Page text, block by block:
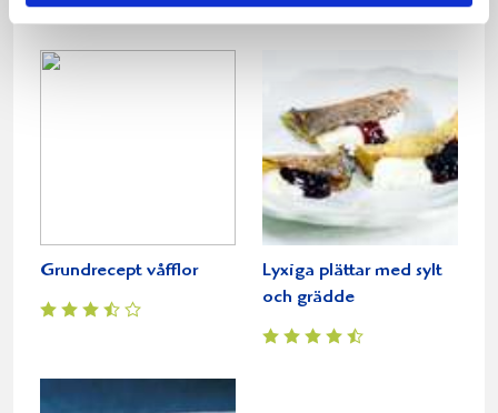
Grundrecept våfflor
Lyxiga plättar med sylt
och grädde